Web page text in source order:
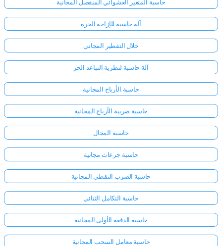
حاسبة المتغير العشوائي المنفصل المجانية
آلة حاسبة للإزاحة الحرة
حلال التقطير المجاني
آلة حاسبة لنظرية التباعد الحر
حاسبة الأرباح المجانية
حاسبة ضريبة الأرباح المجانية
حاسبة المجال
حاسبة جرعات مجانية
حاسبة الضرب النقطي المجانية
حاسبة التكامل الثنائي
حاسبة الدفعة الأولى المجانية
حاسبة معامل السحب المجانية